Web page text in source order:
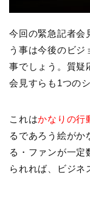
今回の緊急記者会
う事は今後のビジ
事でしょう。質疑
会見すらも1つの
これはかなりの行
るであろう絵がか
る・ファンが一定
られれば、ビジネ